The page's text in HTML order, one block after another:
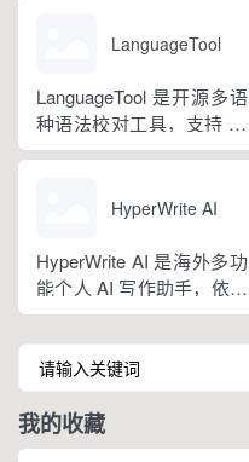
交互，支持自定义专属个
询、内容创作、生活事务
辅助等场景。产品采用金
币激励体系，用户可通过
LanguageTool
LanguageTool 是开源多语
种语法校对工具，支持 30
余种语言与方言检测，覆
语种，区分六大英语地域
法纠错外，还可校验标
点、大小写、语句冗余问
题，附带 AI 句子改写功
HyperWrite AI
HyperWrite AI 是海外多功
能个人 AI 写作助手，依托
大语言模型打造全场景文
字处理工具，内置上百种
写作功能，支持原生网页
编辑器与 Chrome 浏览器
插件，可在任意网页实时
调用 AI。覆盖内容生成、
我的收藏